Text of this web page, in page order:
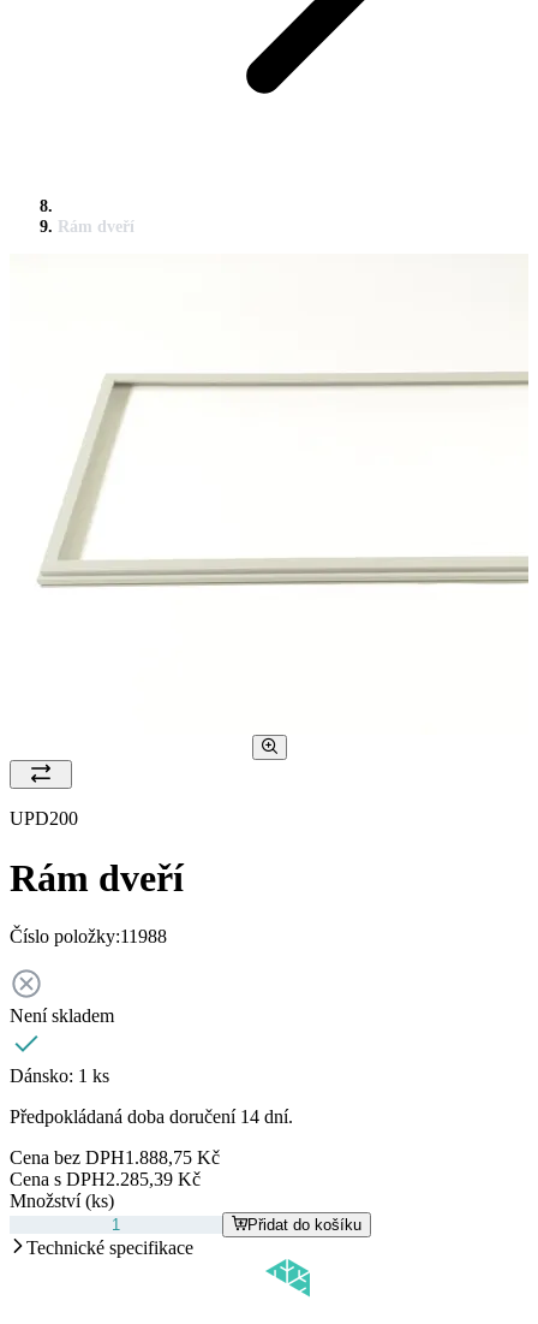
Rám dveří
UPD200
Rám dveří
Číslo položky:11988
Není skladem
Dánsko: 1 ks
Předpokládaná doba doručení 14 dní.
Cena bez DPH1.888,75 Kč
Cena s DPH2.285,39 Kč
Množství (ks)
Přidat do košíku
Technické specifikace